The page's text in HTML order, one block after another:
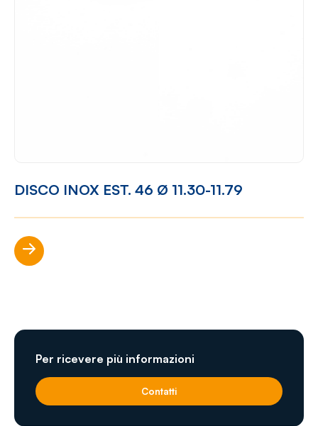
DISCO INOX EST. 46 Ø 11.30-11.79
Scopri di più
Per ricevere più informazioni
Contatti